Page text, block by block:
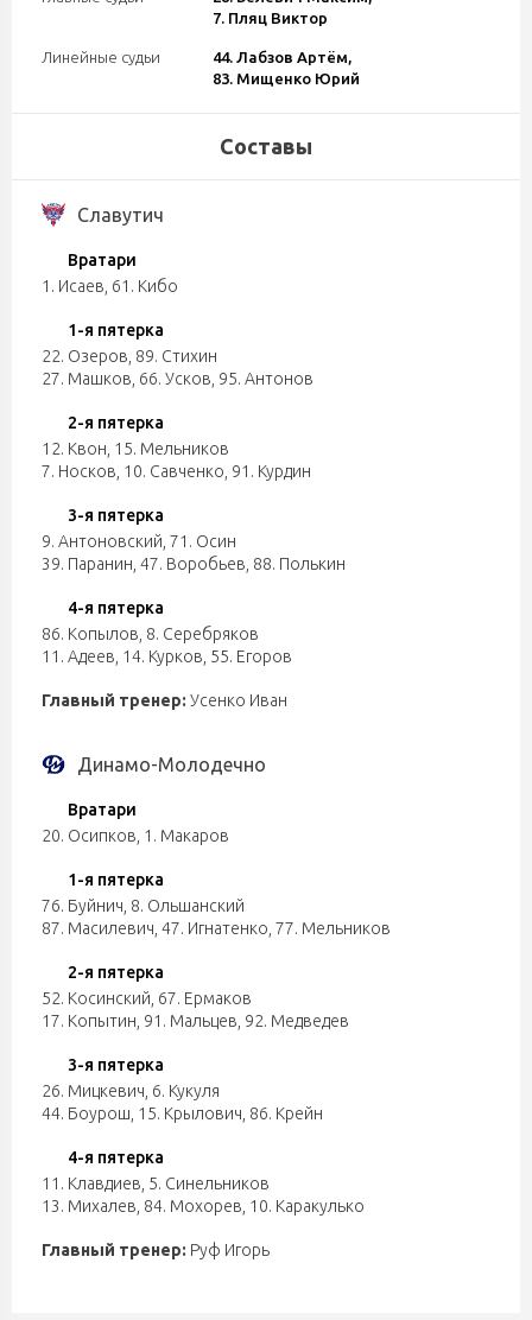
7. Пляц Виктор
Линейные судьи
44. Лабзов Артём,
83. Мищенко Юрий
Составы
Славутич
Вратари
1. Исаев 61. Кибо
1-я пятерка
22. Озеров 89. Стихин
27. Машков 66. Усков 95. Антонов
2-я пятерка
12. Квон 15. Мельников
7. Носков 10. Савченко 91. Курдин
3-я пятерка
9. Антоновский 71. Осин
39. Паранин 47. Воробьев 88. Полькин
4-я пятерка
86. Копылов 8. Серебряков
11. Адеев 14. Курков 55. Егоров
Главный тренер: Усенко Иван
Динамо-Молодечно
Вратари
20. Осипков 1. Макаров
1-я пятерка
76. Буйнич 8. Ольшанский
87. Масилевич 47. Игнатенко 77. Мельников
2-я пятерка
52. Косинский 67. Ермаков
17. Копытин 91. Мальцев 92. Медведев
3-я пятерка
26. Мицкевич 6. Кукуля
44. Боурош 15. Крылович 86. Крейн
4-я пятерка
11. Клавдиев 5. Синельников
13. Михалев 84. Мохорев 10. Каракулько
Главный тренер: Руф Игорь